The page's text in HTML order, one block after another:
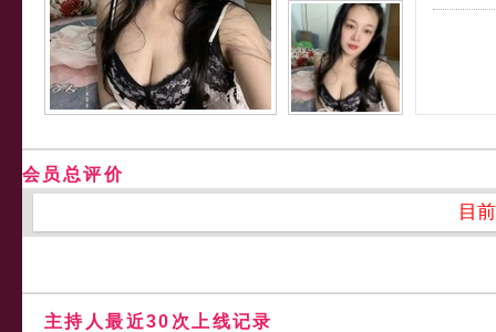
会员总评价
目
主持人最近30次上线记录